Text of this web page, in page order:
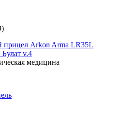
медицина